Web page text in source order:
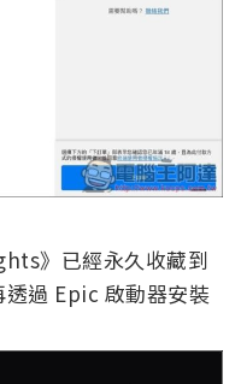
》已經永久收藏到
過 Epic 啟動器安裝